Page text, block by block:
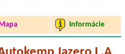
Informácie